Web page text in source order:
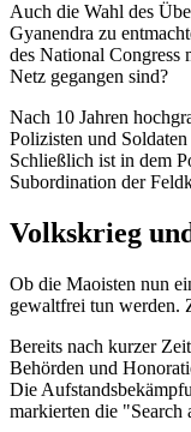
Auch die Wahl des
Gyanendra zu
des National Congress
Netz gegangen sind?
Nach 10 Jahren
Polizisten und
Schließlich ist in dem
Subordination der
Volkskrieg
Ob die Maoisten nun
gewaltfrei tun werden.
Bereits nach kurzer
Behörden und
Die
markierten die